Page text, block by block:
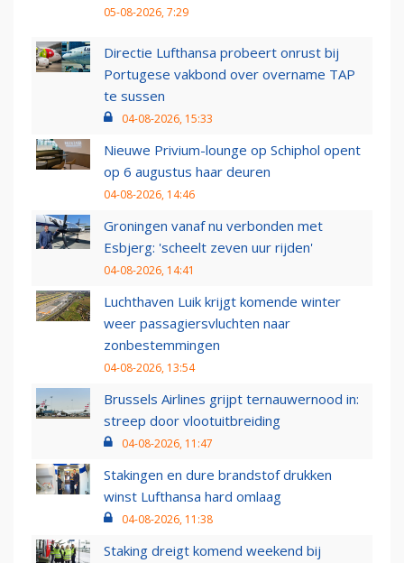
05-08-2026, 7:29
Directie Lufthansa probeert onrust bij
Portugese vakbond over overname TAP
te sussen
04-08-2026, 15:33
Nieuwe Privium-lounge op Schiphol opent
op 6 augustus haar deuren
04-08-2026, 14:46
Groningen vanaf nu verbonden met
Esbjerg: 'scheelt zeven uur rijden'
04-08-2026, 14:41
Luchthaven Luik krijgt komende winter
weer passagiersvluchten naar
zonbestemmingen
04-08-2026, 13:54
Brussels Airlines grijpt ternauwernood in:
streep door vlootuitbreiding
04-08-2026, 11:47
Stakingen en dure brandstof drukken
winst Lufthansa hard omlaag
04-08-2026, 11:38
Staking dreigt komend weekend bij